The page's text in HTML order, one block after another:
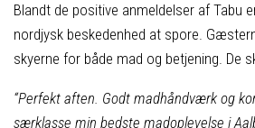
Blandt de positive anmeldelser af Tabu
nordjysk beskedenhed at spore.
skyerne for både mad og betjening. De
“Perfekt aften. Godt madhåndværk og
særklasse min bedste madoplevelse i